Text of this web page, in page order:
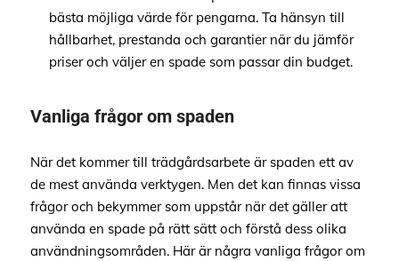
bästa möjliga värde för pengarna. Ta hänsyn till
hållbarhet, prestanda och garantier när du jämför
priser och väljer en spade som passar din budget.
Vanliga frågor om spaden
När det kommer till trädgårdsarbete är spaden ett av
de mest använda verktygen. Men det kan finnas vissa
frågor och bekymmer som uppstår när det gäller att
använda en spade på rätt sätt och förstå dess olika
användningsområden. Här är några vanliga frågor om